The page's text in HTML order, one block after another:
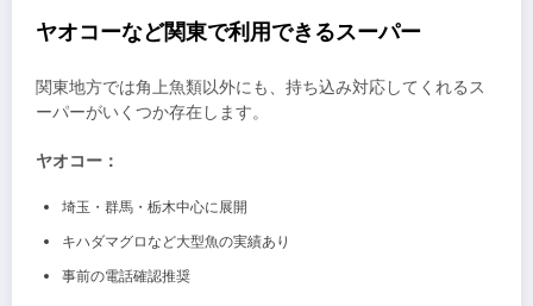
ヤオコーなど関東で利用できるスーパー
関東地方では角上魚類以外にも、持ち込み対応してくれるス
ーパーがいくつか存在します。
ヤオコー：
埼玉・群馬・栃木中心に展開
キハダマグロなど大型魚の実績あり
事前の電話確認推奨